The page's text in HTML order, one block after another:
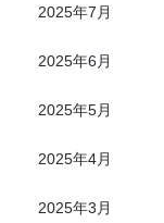
2025年7月
2025年6月
2025年5月
2025年4月
2025年3月